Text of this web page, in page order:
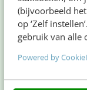
(bijvoorbeeld
op ‘Zelf
gebruik van alle
Powered by